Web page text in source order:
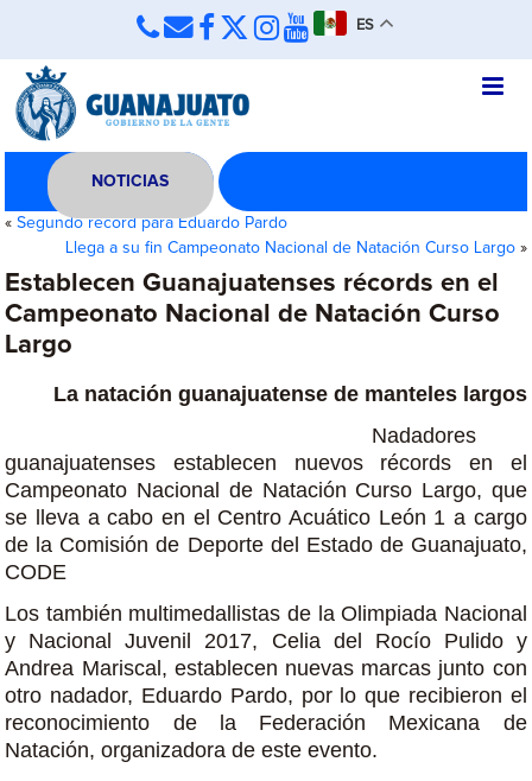
ES
NOTICIAS
«Segundo récord para Eduardo Pardo
Llega a su fin Campeonato Nacional de Natación Curso Largo»
Establecen Guanajuatenses récords en el
Campeonato Nacional de Natación Curso
Largo
La natación guanajuatense de manteles largos
Nadadores
guanajuatenses establecen nuevos récords en el
Campeonato Nacional de Natación Curso Largo, que
se lleva a cabo en el Centro Acuático León 1 a cargo
de la Comisión de Deporte del Estado de Guanajuato,
CODE
Los también multimedallistas de la Olimpiada Nacional
y Nacional Juvenil 2017, Celia del Rocío Pulido y
Andrea Mariscal, establecen nuevas marcas junto con
otro nadador, Eduardo Pardo, por lo que recibieron el
reconocimiento de la Federación Mexicana de
Natación, organizadora de este evento.